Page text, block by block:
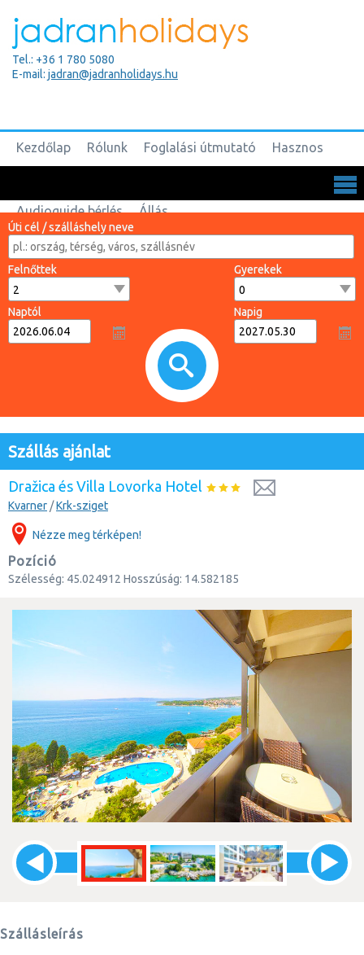
Tel.: +36 1 780 5080
E-mail: jadran@jadranholidays.hu
Kezdőlap Rólunk Foglalási útmutató Hasznos
Audioguide bérlés Állás
Úti cél / szálláshely neve
Felnőttek Gyerekek
Naptól Napig
Szállás ajánlat
Dražica és Villa Lovorka Hotel
Kvarner /Krk-sziget
Nézze meg térképen!
Pozíció
Szélesség: 45.024912 Hosszúság: 14.582185
Szállásleírás